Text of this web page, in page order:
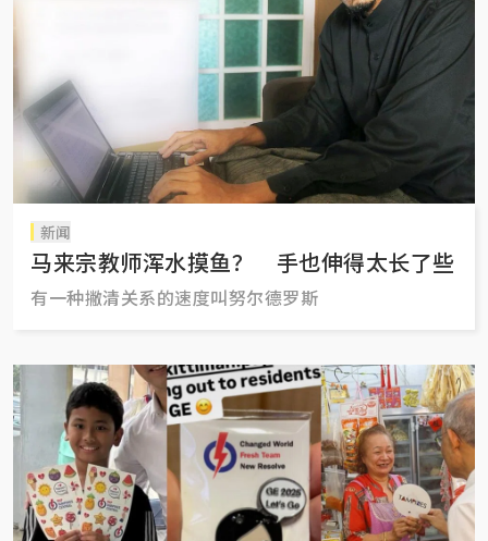
新闻
马来宗教师浑水摸鱼？ 手也伸得太长了些
有一种撇清关系的速度叫努尔德罗斯